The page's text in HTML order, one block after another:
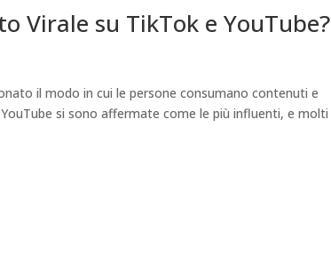
Virale su TikTok e YouTube?
il modo in cui le persone consumano contenuti e
si sono affermate come le più influenti, e molti